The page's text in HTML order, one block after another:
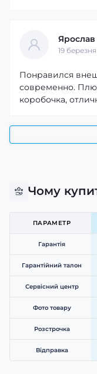
Ярослав
19
Понравился
современно.
коробочка,
Чому
ПАРАМЕТР
Гарантія
Гарантійний талон
Сервісний центр
Фото товару
Розстрочка
Відправка